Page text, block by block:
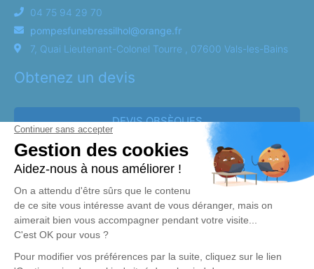
04 75 94 29 70
pompesfunebressilhol@orange.fr
7, Quai Lieutenant-Colonel Tourre , 07600 Vals-les-Bains
Obtenez un devis
DEVIS OBSÈQUES
DEVIS PRÉVOYANCE
DEVIS MARBRERIE